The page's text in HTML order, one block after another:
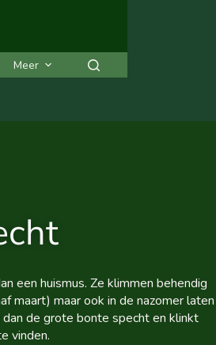
Meer
een huismus. Ze klimmen behendig
maart) maar ook in de nazomer laten
de grote bonte specht en klinkt
vinden.